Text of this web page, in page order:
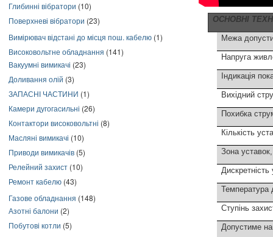
Глибинні вібратори (10)
Поверхневі вібратори (23)
Вимірювач відстані до місця пош. кабелю (1)
Високовольтне обладнання (141)
Вакуумні вимикачі (23)
Доливання олій (3)
ЗАПАСНІ ЧАСТИНИ (1)
Камери дугогасильні (26)
Контактори високовольтні (8)
Масляні вимикачі (10)
Приводи вимикачів (5)
Релейний захист (10)
Ремонт кабелю (43)
Газове обладнання (148)
Азотні балони (2)
Побутові котли (5)
ОСНОВНІ
Межа
Напруга
Індикація
Вихідний
Похибка
Кількість
Зона
Дискретність
Температура
Ступінь
Допустиме